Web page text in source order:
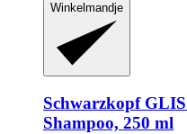
Winkelmandje
Schwarzkopf
Shampoo, 250 ml